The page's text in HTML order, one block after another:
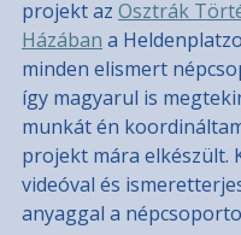
projekt az Osztrák
Házában a
minden elismert
így magyarul is
munkát én
projekt mára elkészült.
videóval és
anyaggal a